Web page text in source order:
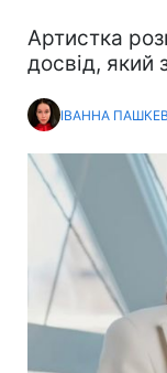
Артистка
досвід, який
ІВАННА